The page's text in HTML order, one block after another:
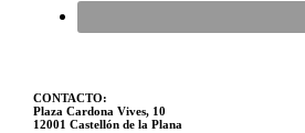
CONTACTO:
Plaza Cardona Vives, 10
12001 Castellón de la Plana